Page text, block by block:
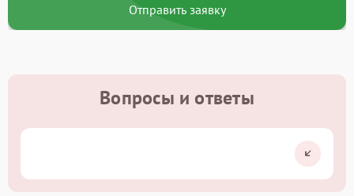
Отправить заявку
Вопросы и ответы